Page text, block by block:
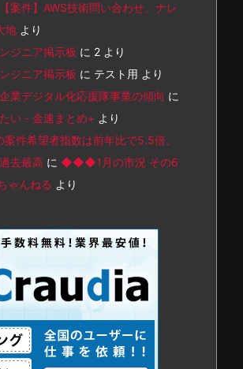
案件】AWS技術問い合わせ、ナレ
地 より
ジニア掲示板 に 2 より
ジニア掲示板 に テスト用 より
業デジタル化応援隊事業の傾向 に
い - 金速まとめ+ より
案件希望者指数は前年比で5.5倍、
去最高 に ◆◆◆1月の市況 その6
んねる より